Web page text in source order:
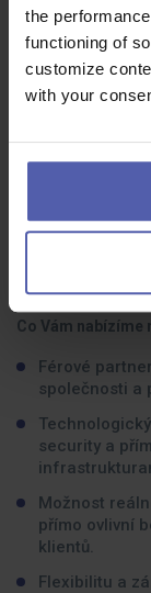
the
functioning of
customize
with your
Máte
programu.
Zvládáte
Máte
Co Vám nabízíme
Férové
společnosti a
security a
Možnost
přímo ovlivní
klientů.
Flexibilitu a